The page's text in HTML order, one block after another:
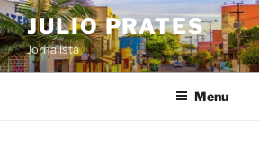
Pular
para
o
conteúdo
JULIO PRATES
Jornalista
Menu